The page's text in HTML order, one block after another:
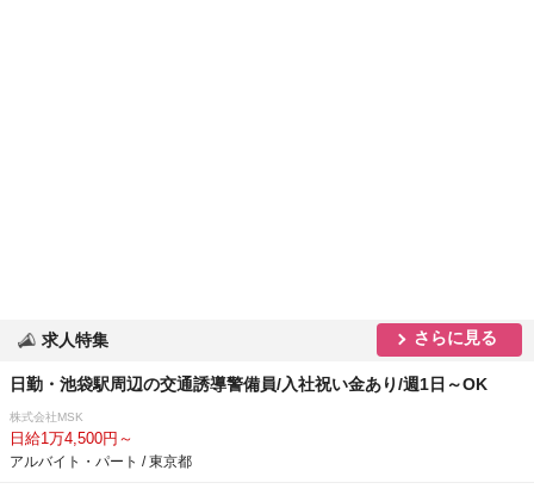
求人特集 さらに見る
日勤・池袋駅周辺の交通誘導警備員/入社祝い金あり/週1日～OK
株式会社MSK
日給1万4,500円～
アルバイト・パート / 東京都